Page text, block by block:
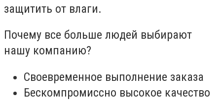
защитить от влаги.
Почему все больше людей выбирают
нашу компанию?
Своевременное выполнение заказа
Бескомпромиссно высокое качество